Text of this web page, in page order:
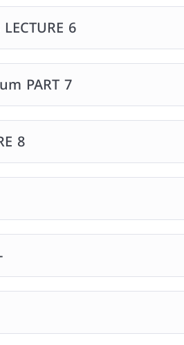
6
PART 7
8